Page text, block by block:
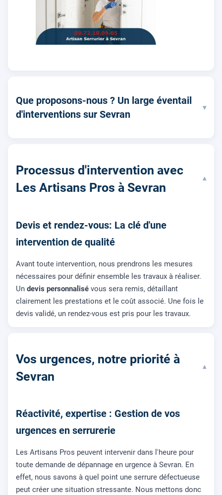
Que proposons-nous ? Un large éventail
d'interventions sur Sevran
▾
Processus d'intervention avec
Les Artisans Pros à Sevran
▾
Devis et rendez-vous: La clé d'une
intervention de qualité
Avant toute intervention, nous prendrons les mesures
nécessaires pour définir ensemble les travaux à réaliser.
Un devis personnalisé vous sera remis, détaillant
clairement les prestations et le coût associé. Une fois le
devis validé, un rendez-vous est pris pour les travaux.
Vos urgences, notre priorité à
Sevran
▾
Réactivité, expertise : Gestion de vos
urgences en serrurerie
Les Artisans Pros peuvent intervenir dans l'heure pour
toute demande de dépannage en urgence à Sevran. En
effet, nous savons à quel point une serrure défectueuse
peut créer une situation stressante. Nous mettons donc